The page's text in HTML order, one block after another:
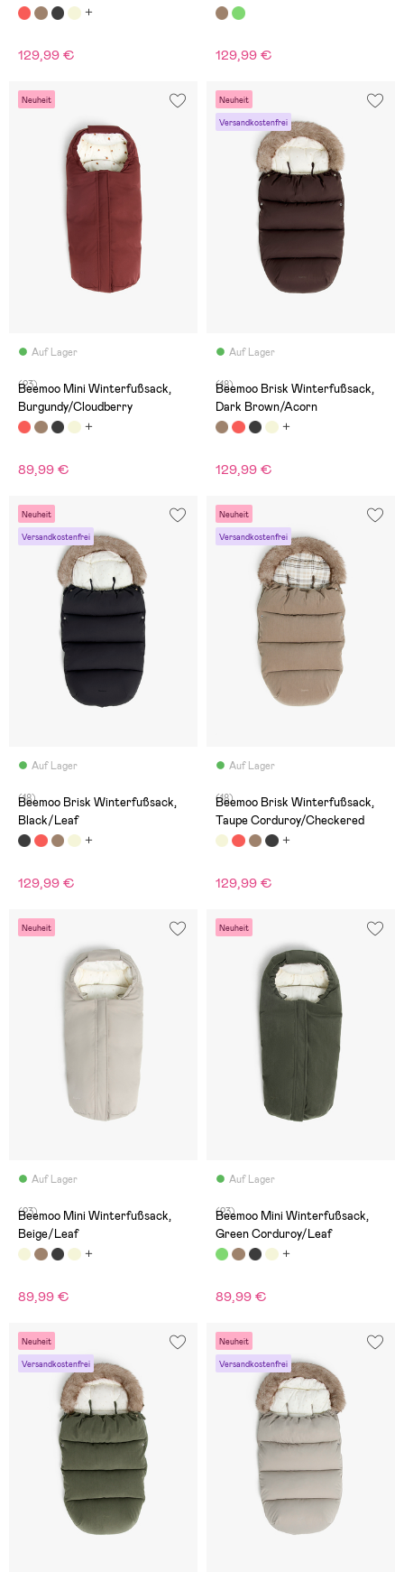
129,99 € 129,99 €
Neuheit
Auf Lager
(23)
Beemoo Mini Winterfußsack,
Burgundy/Cloudberry
89,99 €
Neuheit
Versandkostenfrei
Auf Lager
(18)
Beemoo Brisk Winterfußsack,
Dark Brown/Acorn
129,99 €
Neuheit
Versandkostenfrei
Auf Lager
(18)
Beemoo Brisk Winterfußsack,
Black/Leaf
129,99 €
Neuheit
Versandkostenfrei
Auf Lager
(18)
Beemoo Brisk Winterfußsack,
Taupe Corduroy/Checkered
129,99 €
Neuheit
Auf Lager
(23)
Beemoo Mini Winterfußsack,
Beige/Leaf
89,99 €
Neuheit
Auf Lager
(23)
Beemoo Mini Winterfußsack,
Green Corduroy/Leaf
89,99 €
Neuheit
Versandkostenfrei
Neuheit
Versandkostenfrei